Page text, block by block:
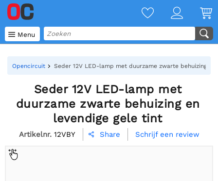
 Menu
Opencircuit Seder 12V LED-lamp met duurzame zwarte behuizing
Seder 12V LED-lamp met
duurzame zwarte behuizing en
levendige gele tint
Artikelnr. 12VBY  Share Schrijf een review